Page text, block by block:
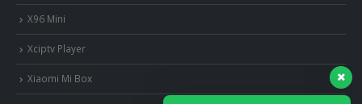
X96 Mini
Xciptv Player
Xiaomi Mi Box
nous somme en ligne si vous